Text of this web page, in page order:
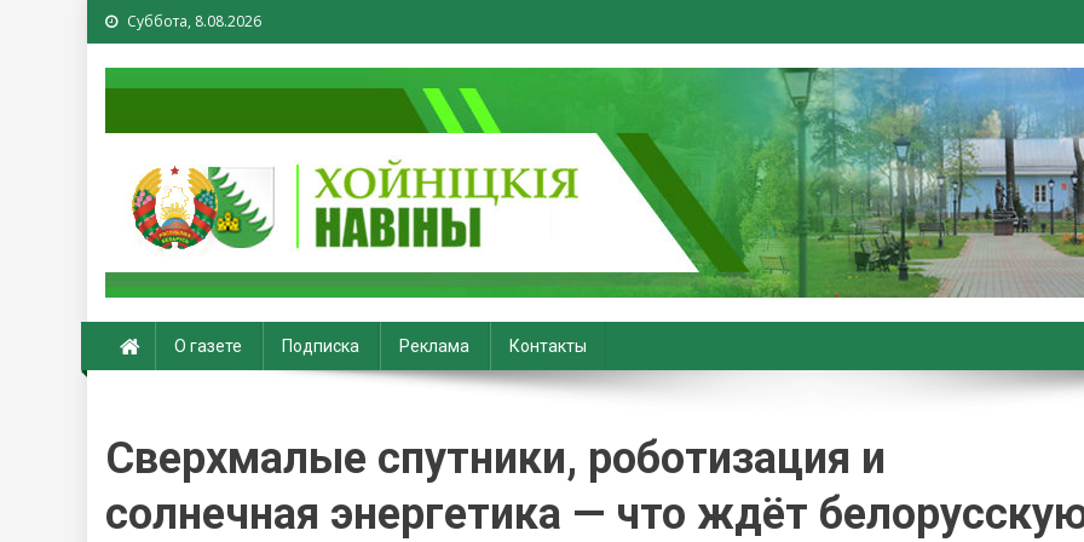
Суббота, 8.08.2026
Хойники. Хойнiцкiя навiны. Новости Хойник.
О газете Подписка Реклама Контакты
Сверхмалые спутники, роботизация и
солнечная энергетика — что ждёт